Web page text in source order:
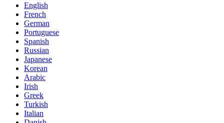
English
French
German
Portuguese
Spanish
Russian
Japanese
Korean
Arabic
Irish
Greek
Turkish
Italian